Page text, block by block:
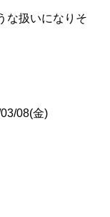
な扱いになりそ
03/08(金)